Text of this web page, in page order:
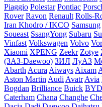
Piaggio Polestar Pontiac
Rover Ravon Renault Rolls-
Iran Khodro / IKCO Samsung
Soueast SsangYong Subaru
Vinfast Volkswagen Volvo
Xiaomi XPENG Zeekr Zotye
(ЗАЗ-Daewoo) ЗИЛ ЛуАЗ
Abarth Acura Aiways Aixam
Aston Martin Audi Avatr Avia
Bogdan Brilliance Buick BYD
Caterham Chana Changhe